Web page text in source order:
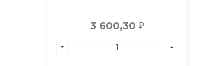
3 600,30 ₽